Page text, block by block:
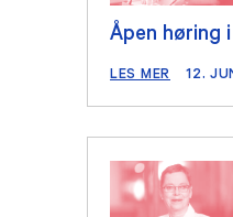
Åpen høring
LES MER 12.